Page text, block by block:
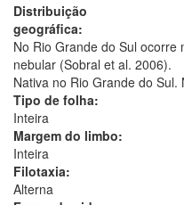
Distribuição
geográfica:
No Rio Grande do Sul
nebular (Sobral et al. 2006).
Nativa no Rio Grande do
Tipo de folha:
Inteira
Margem do limbo:
Inteira
Filotaxia:
Alterna